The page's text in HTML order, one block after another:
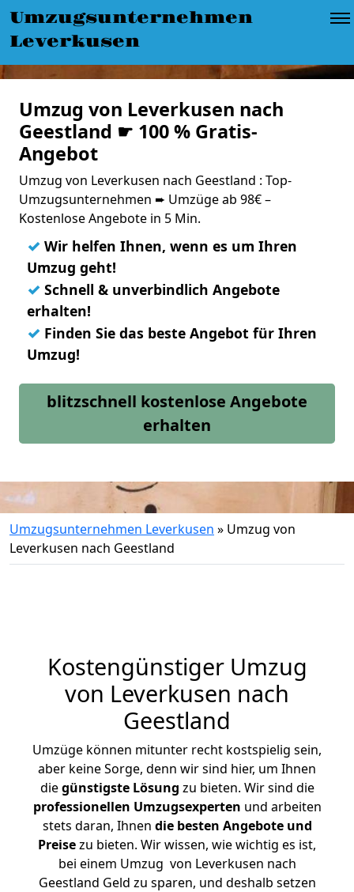
Umzugsunternehmen
Leverkusen
Umzug von Leverkusen nach
Geestland ☛ 100 % Gratis-
Angebot
Umzug von Leverkusen nach Geestland : Top-
Umzugsunternehmen ➨ Umzüge ab 98€ –
Kostenlose Angebote in 5 Min.
✓ Wir helfen Ihnen, wenn es um Ihren
Umzug geht!
✓ Schnell & unverbindlich Angebote
erhalten!
✓ Finden Sie das beste Angebot für Ihren
Umzug!
blitzschnell kostenlose Angebote
erhalten
Umzugsunternehmen Leverkusen » Umzug von
Leverkusen nach Geestland
Kostengünstiger Umzug
von Leverkusen nach
Geestland
Umzüge können mitunter recht kostspielig sein,
aber keine Sorge, denn wir sind hier, um Ihnen
diegünstigste Lösung zu bieten. Wir sind die
professionellen Umzugsexperten und arbeiten
stets daran, Ihnen die besten Angebote und
Preisezu bieten. Wir wissen, wie wichtig es ist,
bei einem Umzug von Leverkusen nach
Geestland Geld zu sparen, und deshalb setzen